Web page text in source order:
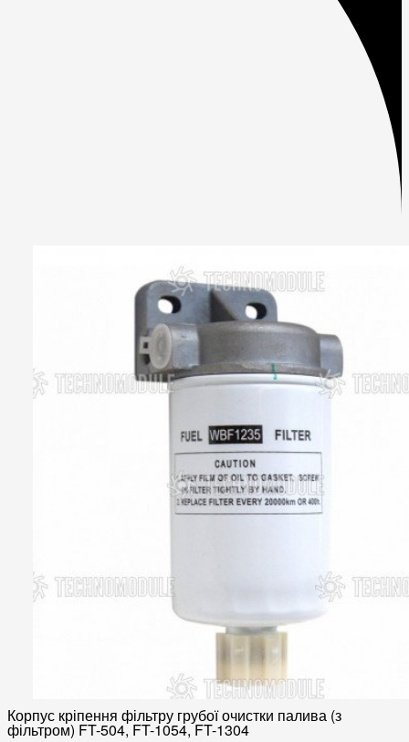
Корпус кріпення фільтру грубої очистки палива (з
фільтром) FT-504, FT-1054, FT-1304